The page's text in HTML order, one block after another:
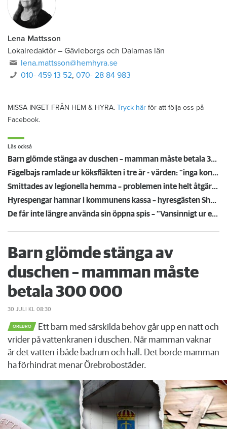
Lena Mattsson
Lokalredaktör – Gävleborgs och Dalarnas län
lena.mattsson@hemhyra.se
010- 459 13 52,070- 28 84 983
MISSA INGET FRÅN HEM & HYRA. Tryck här för att följa oss på
Facebook.
Läs också
Barn glömde stänga av duschen – mamman måste betala 300 000
Fågelbajs ramlade ur köksfläkten i tre år - värden: "inga konkreta hälsorisker"
Smittades av legionella hemma – problemen inte helt åtgärdade
Hyrespengar hamnar i kommunens kassa – hyresgästen Shandi: "Det känns orättvist"
De får inte längre använda sin öppna spis – ”Vansinnigt ur ett civilförsvarsperspektiv”
Barn glömde stänga av
duschen – mamman måste
betala 300 000
30 JULI KL 08:30
ÖREBRO
Ett barn med särskilda behov går upp en natt och
vrider på vattenkranen i duschen. När mamman vaknar
är det vatten i både badrum och hall. Det borde mamman
ha förhindrat menar Örebrobostäder.